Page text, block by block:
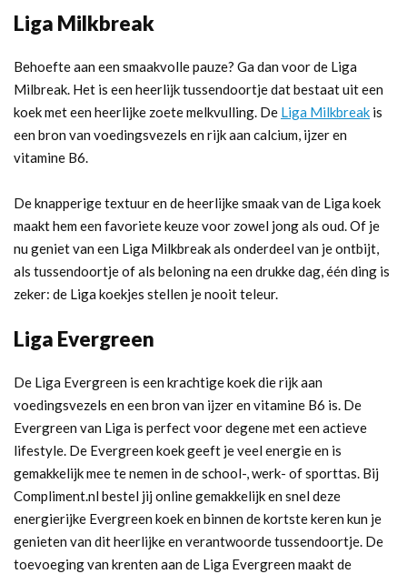
Liga Milkbreak
Behoefte aan een smaakvolle pauze? Ga dan voor de Liga
Milbreak. Het is een heerlijk tussendoortje dat bestaat uit een
koek met een heerlijke zoete melkvulling. De Liga Milkbreak is
een bron van voedingsvezels en rijk aan calcium, ijzer en
vitamine B6.
De knapperige textuur en de heerlijke smaak van de Liga koek
maakt hem een favoriete keuze voor zowel jong als oud. Of je
nu geniet van een Liga Milkbreak als onderdeel van je ontbijt,
als tussendoortje of als beloning na een drukke dag, één ding is
zeker: de Liga koekjes stellen je nooit teleur.
Liga Evergreen
De Liga Evergreen is een krachtige koek die rijk aan
voedingsvezels en een bron van ijzer en vitamine B6 is. De
Evergreen van Liga is perfect voor degene met een actieve
lifestyle. De Evergreen koek geeft je veel energie en is
gemakkelijk mee te nemen in de school-, werk- of sporttas. Bij
Compliment.nl bestel jij online gemakkelijk en snel deze
energierijke Evergreen koek en binnen de kortste keren kun je
genieten van dit heerlijke en verantwoorde tussendoortje. De
toevoeging van krenten aan de Liga Evergreen maakt de